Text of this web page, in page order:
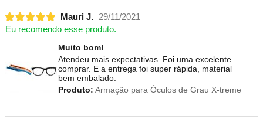
Mauri J.
29/11/2021
Eu recomendo esse produto.
Muito bom!
Atendeu mais expectativas. Foi uma excelente
comprar. E a entrega foi super rápida, material
bem embalado.
Produto: Armação para Óculos de Grau X-treme